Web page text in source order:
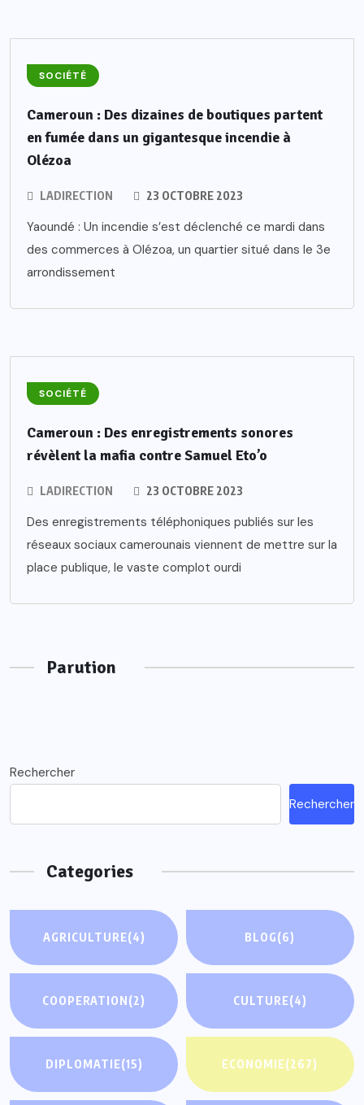
SOCIÉTÉ
Cameroun : Des dizaines de boutiques partent
en fumée dans un gigantesque incendie à
Olézoa
LADIRECTION 23 OCTOBRE 2023
Yaoundé : Un incendie s’est déclenché ce mardi dans
des commerces à Olézoa, un quartier situé dans le 3e
arrondissement
SOCIÉTÉ
Cameroun : Des enregistrements sonores
révèlent la mafia contre Samuel Eto’o
LADIRECTION 23 OCTOBRE 2023
Des enregistrements téléphoniques publiés sur les
réseaux sociaux camerounais viennent de mettre sur la
place publique, le vaste complot ourdi
Parution
Rechercher
Rechercher
Categories
AGRICULTURE(4) BLOG(6)
COOPERATION(2) CULTURE(4)
DIPLOMATIE(15) ECONOMIE(267)